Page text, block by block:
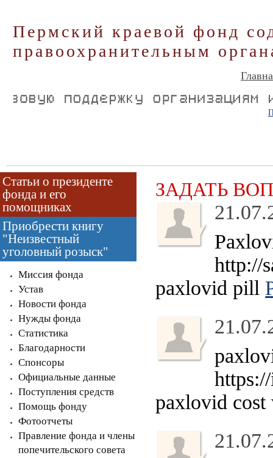
Пермский краевой фонд
правоохранительным
Статьи о президенте
фонда и его
помощниках
Приобрести книгу
"Неизвестный
уголовный розыск"
Миссия фонда
Устав
Новости фонда
Нужды фонда
Статистика
Благодарности
Спонсоры
Официальные данные
Поступления средств
Помощь фонду
Фотоотчеты
Правление фонда и члены
попечительского совета
ЗАДАТЬ
http://
paxlovid pill
paxlovid